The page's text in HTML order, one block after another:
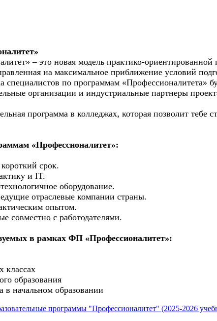
– это новая модель практико-
на максимальное приближение условий
специалистов по программам «Профессионалитета»
организации и индустриальные партнеры
программа в колледжах, которая позволит
«Профессионалитет»:
срок.
и IT.
оборудование.
отраслевые компании страны.
опытом.
совместно с работодателями.
в рамках ФП «Профессионалитет»:
классах
образования
в начальном образовании
программы "Профессионалитет" (2025-2026